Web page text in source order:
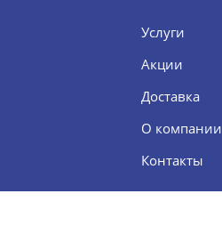
Услуги
Акции
Доставка
О компании
Контакты